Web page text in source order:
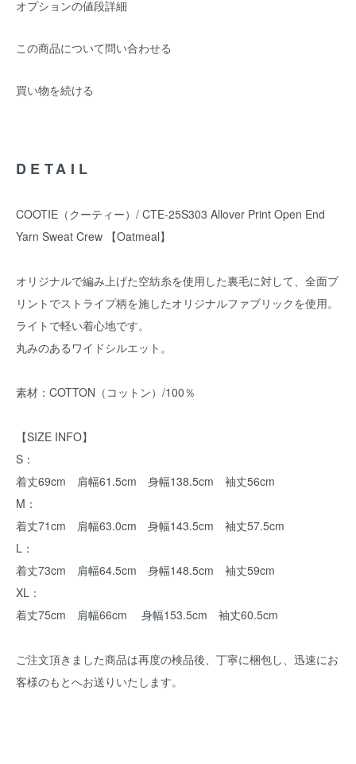
オプションの値段詳細
この商品について問い合わせる
買い物を続ける
DETAIL
COOTIE（クーティー）/ CTE-25S303 Allover Print Open End
Yarn Sweat Crew 【Oatmeal】
オリジナルで編み上げた空紡糸を使用した裏毛に対して、全面プ
リントでストライプ柄を施したオリジナルファブリックを使用。
ライトで軽い着心地です。
丸みのあるワイドシルエット。
素材：COTTON（コットン）/100％
【SIZE INFO】
S：
着丈69cm 肩幅61.5cm 身幅138.5cm 袖丈56cm
M：
着丈71cm 肩幅63.0cm 身幅143.5cm 袖丈57.5cm
L：
着丈73cm 肩幅64.5cm 身幅148.5cm 袖丈59cm
XL：
着丈75cm 肩幅66cm 身幅153.5cm 袖丈60.5cm
ご注文頂きました商品は再度の検品後、丁寧に梱包し、迅速にお
客様のもとへお送りいたします。